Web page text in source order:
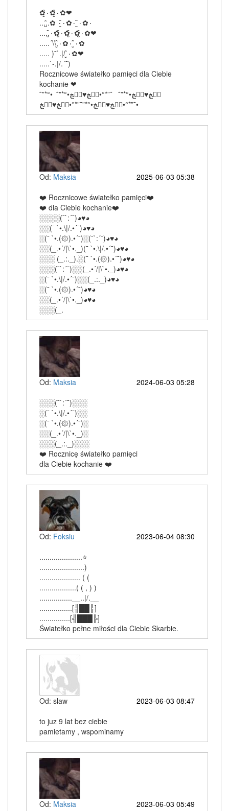
✿۰̮̑✿۰̮̑✿❤
.....̮̑✿ ۰۰̮̑✿۰ ۰̮̑✿۰
.....۰̮̑✿۰̮̑✿۰̮̑✿۰̮̮̑✿❤
.....´\\.۰̮̑✿۰ ۰̮̑✿
..... )¯`.|/ ۰̮̑✿❤
.....`-.|/.´¯)
Rocznicowe światełko pamięci dla Ciebie
kochanie ❤
˜”*°•ڰۣڿ♥ڰۣڿ•°*”˜ ˜”*°•ڰۣڿ♥ڰۣڿ•°*”˜
˜”*°•ڰۣڿ♥ڰۣڿ•°*”˜”*°•ڰۣڿ♥ڰۣڿ•
Od: Maksia
2025-06-03 05:38
❤️ Rocznicowe światełko pamięci❤️
❤️ dla Ciebie kochanie❤️
░░░░(¯`:´¯)◕♥◕
░░(¯ `•.\|/.•´¯)◕♥◕
░(¯ `•.(۞).•´¯)░(¯`:´¯)◕♥◕
░░(_.•´/|\`•._)(¯ `•.\|/.•´¯)◕♥◕
░░░ (_.:._).░(¯ `•.(۞).•´¯)◕♥◕
░░░(¯`:´¯)░░(_.•´/|\`•._)◕♥◕
░(¯ `•.\|/.•´¯)░░(_.:._)◕♥◕
░(¯ `•.(۞).•´¯)◕♥◕
░░(_.•´/|\`•._)◕♥◕
░░░(_.
Od: Maksia
2024-06-03 05:28
░░░(¯`:´¯)░░░
░(¯ `•.\|/.•´¯)░░
░(¯ `•.(۞).•´¯)░
░░(_.•´/|\`•._)░
░░░(_.:._)░░░
❤️ Rocznicę światełko pamięci
dla Ciebie kochanie ❤️
Od: Foksiu
2023-06-04 08:30
.....................⭐
......................)
.................... ( (
..................( ( , ) )
................__..|/.__
................[╣██╠]
...............[╣███╠]
Światełko pełne miłości dla Ciebie Skarbie.
Od: slaw
2023-06-03 08:47
to juz 9 lat bez ciebie
pamietamy , wspominamy
Od: Maksia 2023-06-03 05:49